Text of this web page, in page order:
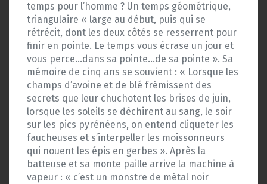
temps pour l’homme ? Un temps géométrique,
triangulaire « large au début, puis qui se
rétrécit, dont les deux côtés se resserrent pour
finir en pointe. Le temps vous écrase un jour et
vous perce…dans sa pointe…de sa pointe ». Sa
mémoire de cinq ans se souvient : « Lorsque les
champs d’avoine et de blé frémissent des
secrets que leur chuchotent les brises de juin,
lorsque les soleils se déchirent au sang, le soir
sur les pics pyrénéens, on entend cliqueter les
faucheuses et s’interpeller les moissonneurs
qui nouent les épis en gerbes ». Après la
batteuse et sa monte paille arrive la machine à
vapeur : « c’est un monstre de métal noir